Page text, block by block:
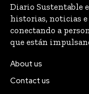
Diario Sustentable
historias, noticias
conectando a
que están
About us
Contact us